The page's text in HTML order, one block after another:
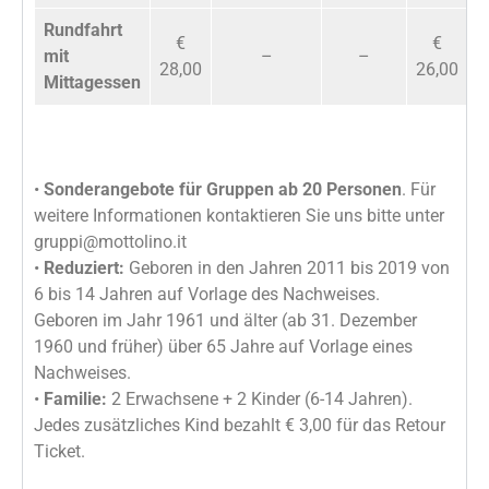
Rundfahrt
mit
Mittagessen
€
28,00
– –
€
26,00
• Sonderangebote für Gruppen ab 20 Personen. Für
weitere Informationen kontaktieren Sie uns bitte unter
gruppi@mottolino.it
• Reduziert: Geboren in den Jahren 2011 bis 2019 von
6 bis 14 Jahren auf Vorlage des Nachweises.
Geboren im Jahr 1961 und älter (ab 31. Dezember
1960 und früher) über 65 Jahre auf Vorlage eines
Nachweises.
• Familie: 2 Erwachsene + 2 Kinder (6-14 Jahren).
Jedes zusätzliches Kind bezahlt € 3,00 für das Retour
Ticket.